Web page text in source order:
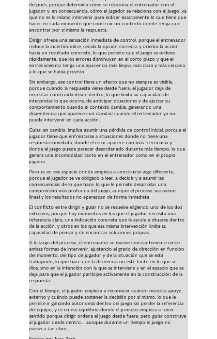
después, porque determina cómo se relaciona el entrenador con el
jugador y, en consecuencia, cómo el jugador se relaciona con el juego, ya
que no es lo mismo intervenir para indicar exactamente lo que tiene que
hacer en cada momento que construir un contexto donde tenga que
encontrar por sí mismo la respuesta.
Dirigir ofrece una sensación inmediata de control, porque el entrenador
reduce la incertidumbre, señala la opción correcta y orienta la acción
hacia un resultado concreto, lo que permite que el juego se ordene
rápidamente, que los errores disminuyan en el corto plazo y que el
entrenamiento tenga una apariencia más limpia, más clara y más cercana
a lo que se había previsto.
Sin embargo, ese control tiene un efecto que no siempre es visible,
porque cuando la respuesta viene desde fuera, el jugador deja de
necesitar construirla desde dentro, lo que limita su capacidad de
interpretar lo que ocurre, de anticipar situaciones y de ajustar su
comportamiento cuando el contexto cambia, generando una
dependencia que aparece con claridad cuando el entrenador ya no
puede intervenir en cada acción.
Guiar, en cambio, implica asumir una pérdida de control inicial, porque el
jugador tiene que enfrentarse a situaciones donde no tiene una
respuesta inmediata, donde el error aparece con más frecuencia y
donde el juego puede parecer desordenado durante más tiempo, lo que
genera una incomodidad tanto en el entrenador como en el propio
jugador.
Pero es en ese espacio donde empieza a construirse algo diferente,
porque el jugador se ve obligado a leer, a decidir y a asumir las
consecuencias de lo que hace, lo que le permite desarrollar una
comprensión más profunda del juego, aunque el proceso sea menos
lineal y los resultados no aparezcan de forma inmediata.
El conflicto entre dirigir y guiar no se resuelve eligiendo uno de los dos
extremos, porque hay momentos en los que el jugador necesita una
referencia clara, una indicación concreta que le ayude a situarse dentro
de la acción, y otros en los que esa misma intervención limita su
capacidad de pensar y de encontrar soluciones propias.
A lo largo del proceso, el entrenador se mueve constantemente entre
ambas formas de intervenir, ajustando el grado de dirección en función
del momento, del tipo de jugador y de la situación que se está
trabajando, lo que hace que la diferencia no esté tanto en lo que se
dice, sino en la intención con la que se interviene y en el espacio que se
deja para que el jugador participe activamente en la construcción de la
respuesta.
Con el tiempo, el jugador empieza a reconocer cuándo necesita apoyo
externo y cuándo puede sostener la decisión por sí mismo, lo que le
permite ir ganando autonomía dentro del juego sin perder la referencia
del equipo, y es en ese equilibrio donde el proceso empieza a tener
sentido porque dirigir ordena el juego desde fuera, pero guiar construye
al jugador desde dentro… aunque durante un tiempo el juego no
parezca tan claro.